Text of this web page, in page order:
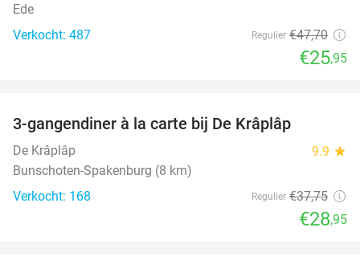
Ede
Verkocht: 487
Regulier €47,70
€25,95
3-gangendiner à la carte bij De Krâplâp
De Krâplâp 9.9 star
Bunschoten-Spakenburg (8 km)
Verkocht: 168
Regulier €37,75
€28,95